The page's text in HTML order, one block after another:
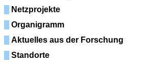
Netzprojekte
Organigramm
Aktuelles aus der Forschung
Standorte